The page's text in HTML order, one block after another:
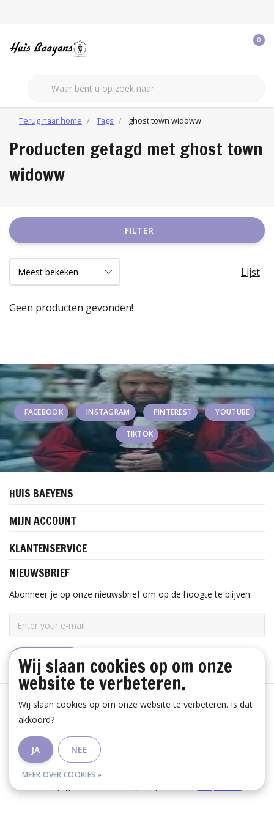
0
Terug naar home Tags ghost town widoww
Producten getagd met ghost town
widoww
FILTER
Lijst
Geen producten gevonden!
FACEBOOK INSTAGRAM PINTEREST YOUTUBE
TIKTOK
HUIS BAEYENS
MIJN ACCOUNT
KLANTENSERVICE
NIEUWSBRIEF
Abonneer je op onze nieuwsbrief om op de hoogte te blijven.
ABONNEER
Algemene voorwaarden
Wij slaan cookies op om onze
website te verbeteren.
Wij slaan cookies op om onze website te verbeteren. Is dat
akkoord?
JA NEE
MEER OVER COOKIES »